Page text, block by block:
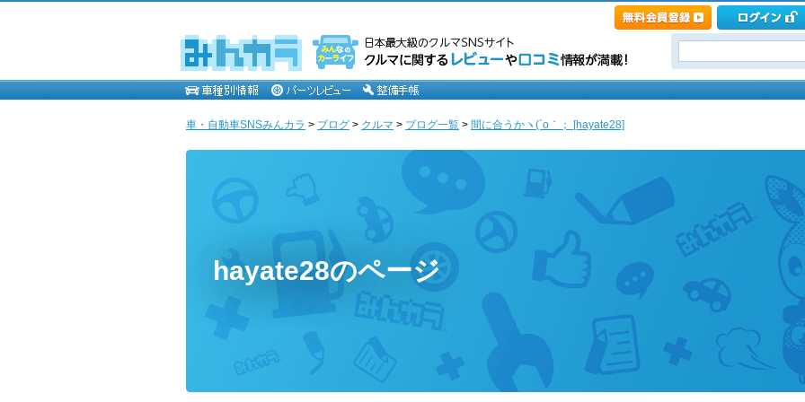
車・自動車SNSみんカラ > ブログ > クルマ > ブログ一覧 > 間に合うかヽ(´o｀； [hayate28]
hayate28のページ